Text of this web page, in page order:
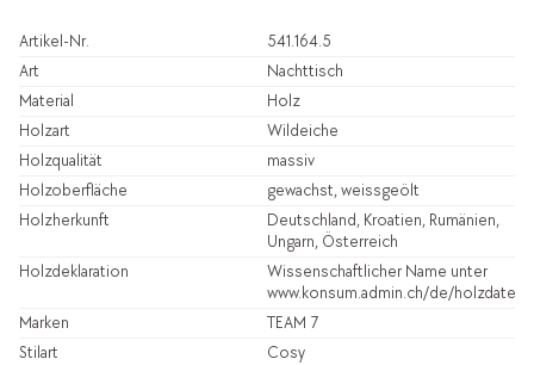
Artikel-Nr.
541.164.5
Art
Nachttisch
Material
Holz
Holzart
Wildeiche
Holzqualität
massiv
Holzoberfläche
gewachst, weissgeölt
Holzherkunft
Deutschland, Kroatien, Rumänien,
Ungarn, Österreich
Holzdeklaration
Wissenschaftlicher Name unter
www.konsum.admin.ch/de/
Marken
TEAM 7
Stilart
Cosy